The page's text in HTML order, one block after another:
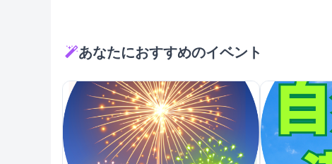
あなたにおすすめのイベント